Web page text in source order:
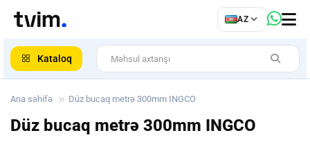
AZ
Kataloq
Ana səhifə Düz bucaq metrə 300mm INGCO
Düz bucaq metrə 300mm INGCO